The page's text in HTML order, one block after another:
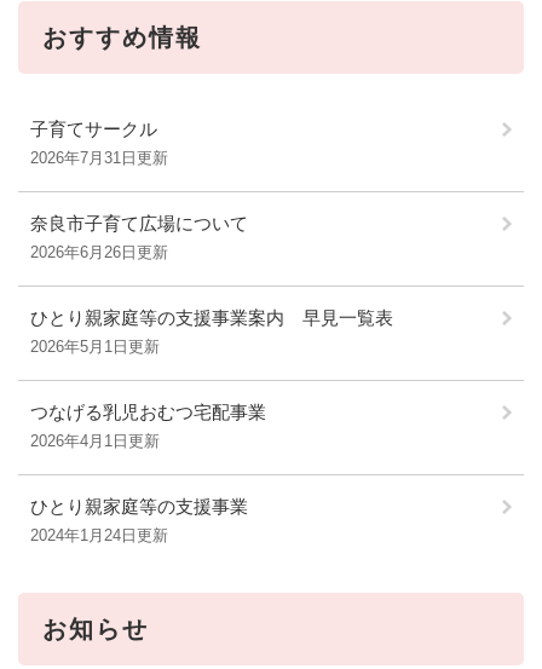
おすすめ情報
子育てサークル
2026年7月31日更新
奈良市子育て広場について
2026年6月26日更新
ひとり親家庭等の支援事業案内 早見一覧表
2026年5月1日更新
つなげる乳児おむつ宅配事業
2026年4月1日更新
ひとり親家庭等の支援事業
2024年1月24日更新
お知らせ